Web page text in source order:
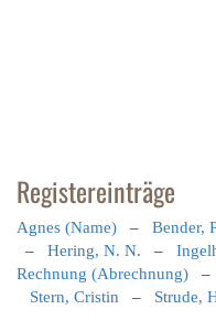
Registereinträge
Agnes (Name) – Bender,
– Hering, N. N. –
Rechnung (Abrechnung) –
Stern, Cristin – Strude,